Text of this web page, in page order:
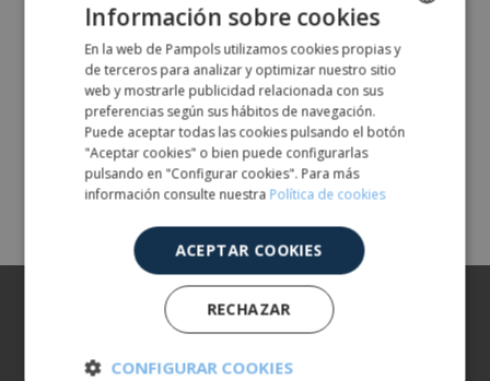
Per a qui és?
Molt usats per empreses envasadores de fruita i
verdura o per productors locals que venen
directament els seus fruits.
Share
Sobre nosaltres
SPANISH
ENGLISH
Información sobre cookies
En la web de Pampols utilizamos cookies propias y
de terceros para analizar y optimizar nuestro sitio
web y mostrarle publicidad relacionada con sus
preferencias según sus hábitos de navegación.
Puede aceptar todas las cookies pulsando el botón
"Aceptar cookies" o bien puede configurarlas
pulsando en "Configurar cookies". Para más
información consulte nuestra Política de cookies
ACEPTAR COOKIES
RECHAZAR
CONFIGURAR COOKIES